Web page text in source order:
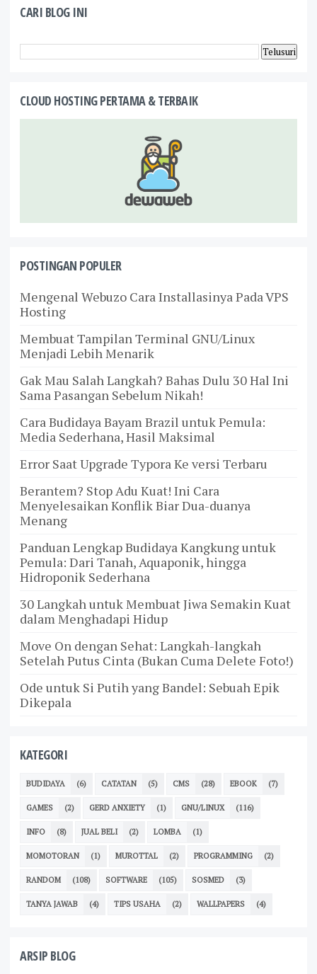
CARI BLOG INI
CLOUD HOSTING PERTAMA & TERBAIK
POSTINGAN POPULER
Mengenal Webuzo Cara Installasinya Pada VPS
Hosting
Membuat Tampilan Terminal GNU/Linux
Menjadi Lebih Menarik
Gak Mau Salah Langkah? Bahas Dulu 30 Hal Ini
Sama Pasangan Sebelum Nikah!
Cara Budidaya Bayam Brazil untuk Pemula:
Media Sederhana, Hasil Maksimal
Error Saat Upgrade Typora Ke versi Terbaru
Berantem? Stop Adu Kuat! Ini Cara
Menyelesaikan Konflik Biar Dua-duanya
Menang
Panduan Lengkap Budidaya Kangkung untuk
Pemula: Dari Tanah, Aquaponik, hingga
Hidroponik Sederhana
30 Langkah untuk Membuat Jiwa Semakin Kuat
dalam Menghadapi Hidup
Move On dengan Sehat: Langkah-langkah
Setelah Putus Cinta (Bukan Cuma Delete Foto!)
Ode untuk Si Putih yang Bandel: Sebuah Epik
Dikepala
KATEGORI
BUDIDAYA (6) CATATAN (5) CMS (28) EBOOK (7)
GAMES (2) GERD ANXIETY (1) GNU/LINUX (116)
INFO (8) JUAL BELI (2) LOMBA (1)
MOMOTORAN (1) MUROTTAL (2) PROGRAMMING (2)
RANDOM (108) SOFTWARE (105) SOSMED (3)
TANYA JAWAB (4) TIPS USAHA (2) WALLPAPERS (4)
ARSIP BLOG